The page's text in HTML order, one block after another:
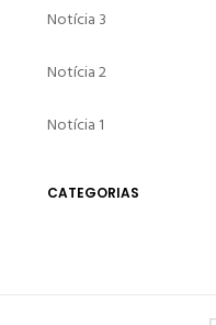
Notícia 3
Notícia 2
Notícia 1
CATEGORIAS